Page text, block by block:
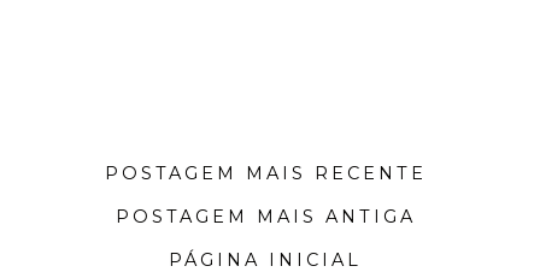
POSTAGEM MAIS RECENTE
POSTAGEM MAIS ANTIGA
PÁGINA INICIAL